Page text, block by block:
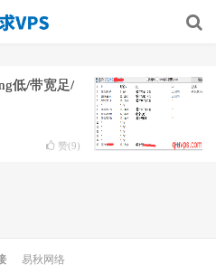
低/带宽足/
赞(9)
易秋网络